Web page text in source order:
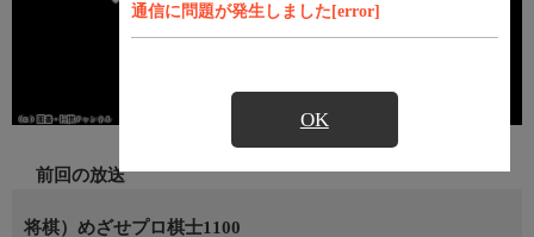
通信に問題が発生しました[error]
OK
前回の放送
将棋）めざせプロ棋士1100